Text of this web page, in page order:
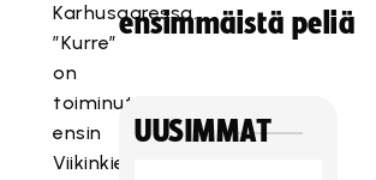
Karhusaaressa.
”Kurre”
on
toiminut
ensin
Viikinkien
ensimmäistä peliä
UUSIMMAT